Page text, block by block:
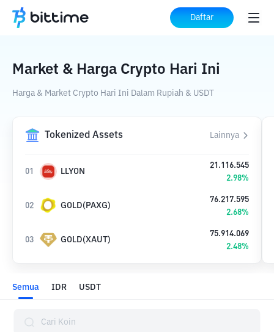
Daftar
Market & Harga Crypto Hari Ini
Harga & Market Crypto Hari Ini Dalam Rupiah & USDT
Tokenized Assets Lainnya
01 LLYON
21.116.545
2.98%
02 GOLD(PAXG)
76.217.595
2.68%
03 GOLD(XAUT)
75.914.069
2.48%
Semua IDR USDT